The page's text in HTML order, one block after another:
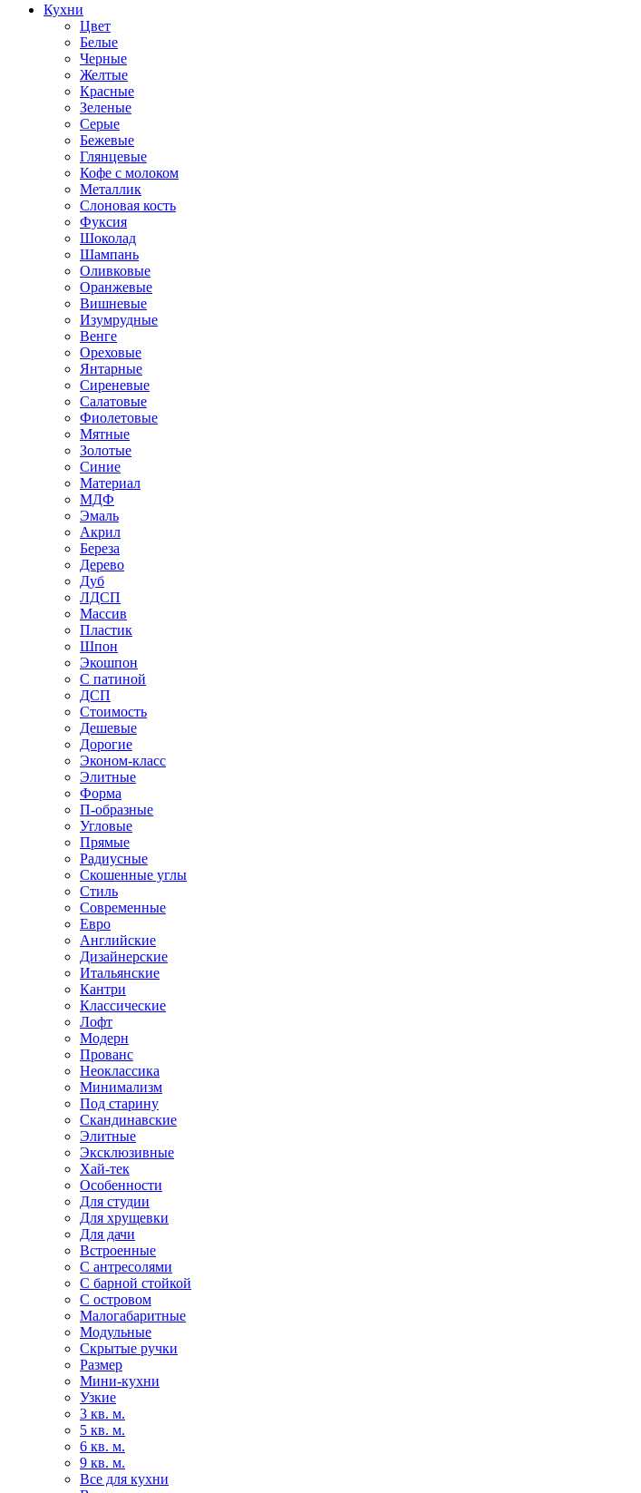
Кухни
Цвет
Белые
Черные
Желтые
Красные
Зеленые
Серые
Бежевые
Глянцевые
Кофе с молоком
Металлик
Слоновая кость
Фуксия
Шоколад
Шампань
Оливковые
Оранжевые
Вишневые
Изумрудные
Венге
Ореховые
Янтарные
Сиреневые
Салатовые
Фиолетовые
Мятные
Золотые
Синие
Материал
МДФ
Эмаль
Акрил
Береза
Дерево
Дуб
ЛДСП
Массив
Пластик
Шпон
Экошпон
С патиной
ДСП
Стоимость
Дешевые
Дорогие
Эконом-класс
Элитные
Форма
П-образные
Угловые
Прямые
Радиусные
Скошенные углы
Стиль
Современные
Евро
Английские
Дизайнерские
Итальянские
Кантри
Классические
Лофт
Модерн
Прованс
Неоклассика
Минимализм
Под старину
Скандинавские
Элитные
Эксклюзивные
Хай-тек
Особенности
Для студии
Для хрущевки
Для дачи
Встроенные
С антресолями
С барной стойкой
С островом
Малогабаритные
Модульные
Скрытые ручки
Размер
Мини-кухни
Узкие
3 кв. м.
5 кв. м.
6 кв. м.
9 кв. м.
Все для кухни